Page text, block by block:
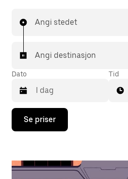
Angi stedet
Angi destinasjon
Dato
Trykk
piltast
åpne
Tid
Se priser